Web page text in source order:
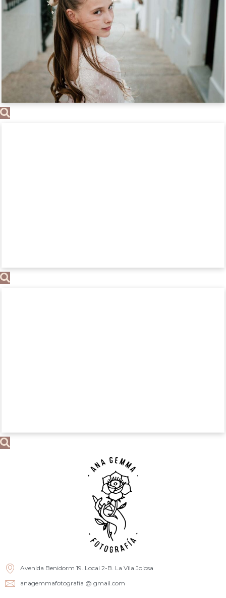
Avenida Benidorm 19. Local 2-B. La Vila Joiosa
anagemmafotografia @ gmail.com